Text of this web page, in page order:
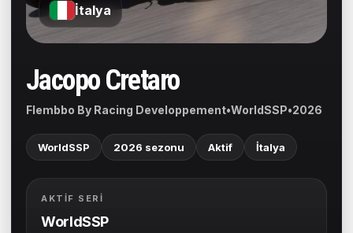
İtalya
Jacopo Cretaro
Flembbo By Racing Developpement•WorldSSP•2026
WorldSSP 2026 sezonu Aktif İtalya
AKTIF SERI
WorldSSP